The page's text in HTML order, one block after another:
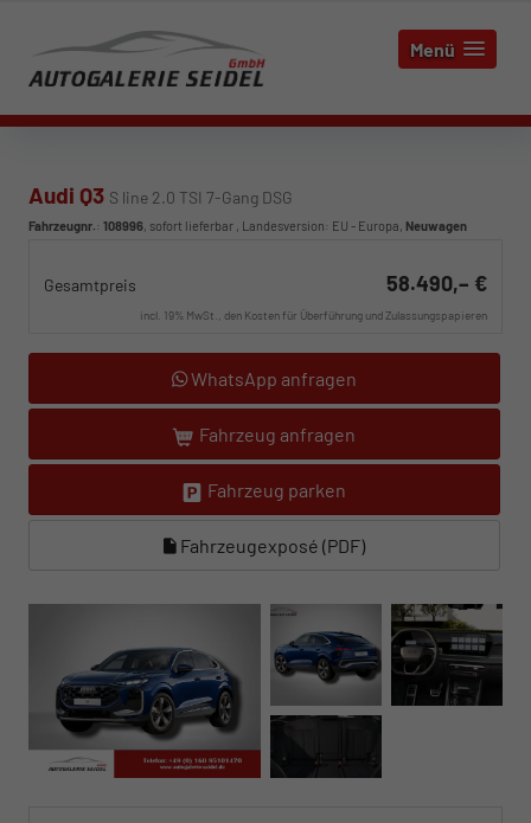
Menü
Audi Q3 S line 2.0 TSI 7-Gang DSG
Fahrzeugnr.: 108996, sofort lieferbar , Landesversion: EU - Europa, Neuwagen
Gesamtpreis 58.490,– €
incl. 19% MwSt., den Kosten für Überführung und Zulassungspapieren
WhatsApp anfragen
Fahrzeug anfragen
Fahrzeug parken
Fahrzeugexposé (PDF)